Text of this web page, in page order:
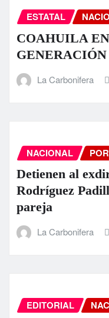
ESTATAL
COAHUILA
La Carbonifera
NACIONAL
Detienen al
Rodríguez
pareja
La Carbonifera
EDITORIAL